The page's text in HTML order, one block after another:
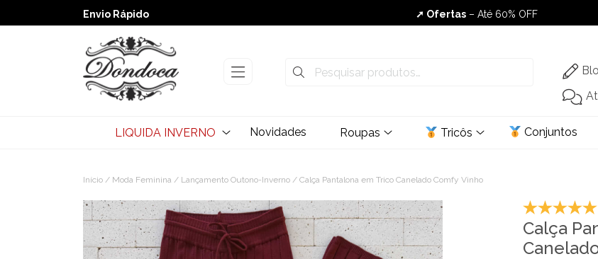
➚ Ofertas– Até 60% OFF
Envio Rápido
Envio Rápido
➚ Ofertas– Até 60% OFF
LIQUIDA INVERNO Novidades Roupas Tricôs Conjuntos
Início / Moda Feminina / Lançamento Outono-Inverno / Calça Pantalona em Trico Canelado Comfy Vinho
Calça